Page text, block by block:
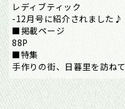
レディブティック
-12月号に紹介されました♪
■掲載ページ
88P
■特集
手作りの街、日暮里を訪ねて